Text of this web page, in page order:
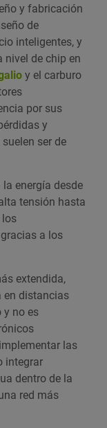
y fabricación
de
inteligentes, y
nivel de chip en
y el carburo
por sus
y
ser de
energía desde
tensión hasta
los
a los
extendida,
en distancias
y no es
las
integrar
dentro de la
red más